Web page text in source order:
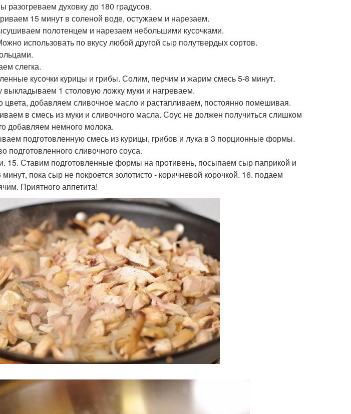
разогреваем духовку до 180 градусов.
15 минут в соленой воде, остужаем и нарезаем.
полотенцем и нарезаем небольшими кусочками.
использовать по вкусу любой другой сыр полутвердых сортов.
слегка.
кусочки курицы и грибы. Солим, перчим и жарим смесь 5-8 минут.
1 столовую ложку муки и нагреваем.
цвета, добавляем сливочное масло и растапливаем, постоянно помешивая.
в смесь из муки и сливочного масла. Соус не должен получиться слишком
добавляем немного молока.
подготовленную смесь из курицы, грибов и лука в 3 порционные формы.
подготовленного сливочного соуса.
15. Ставим подготовленные формы на противень, посыпаем сыр паприкой и
пока сыр не покроется золотисто - коричневой корочкой. 16. подаем
Приятного аппетита!